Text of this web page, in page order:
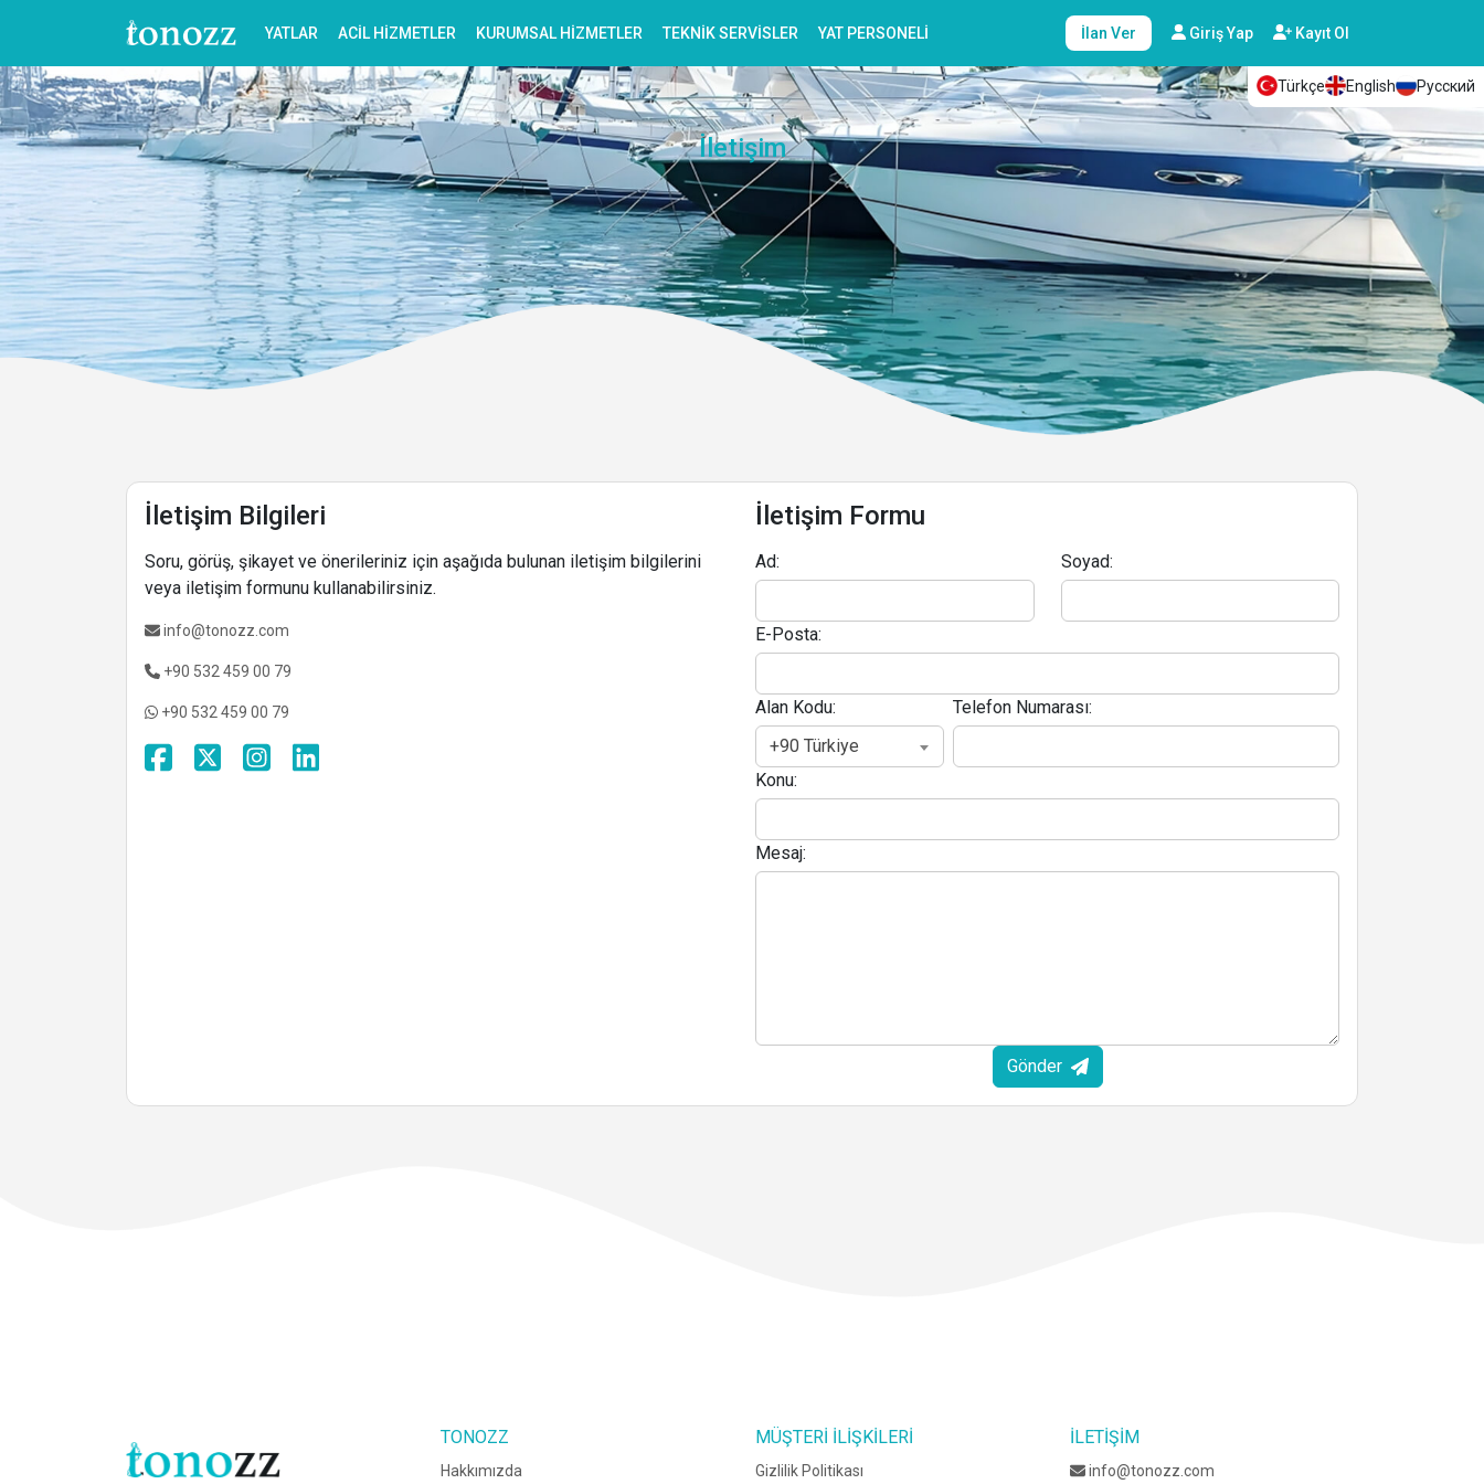
YATLAR ACIL HIZMETLER KURUMSAL HIZMETLER TEKNIK SERVISLER YAT PERSONELI İlan Ver Giriş Yap Kayıt Ol
Türkçe English Русский
İletişim
İletişim Bilgileri
Soru, görüş, şikayet ve önerileriniz için aşağıda bulunan iletişim bilgilerini
veya iletişim formunu kullanabilirsiniz.
info@tonozz.com
+90 532 459 00 79
+90 532 459 00 79
İletişim Formu
Ad: Soyad:
E-Posta:
Alan Kodu:
+90 Türkiye
Telefon Numarası:
Konu:
Mesaj:
Gönder
TONOZZ
Hakkımızda
MÜŞTERI İLIŞKILERI
Gizlilik Politikası
İLETIŞIM
info@tonozz.com